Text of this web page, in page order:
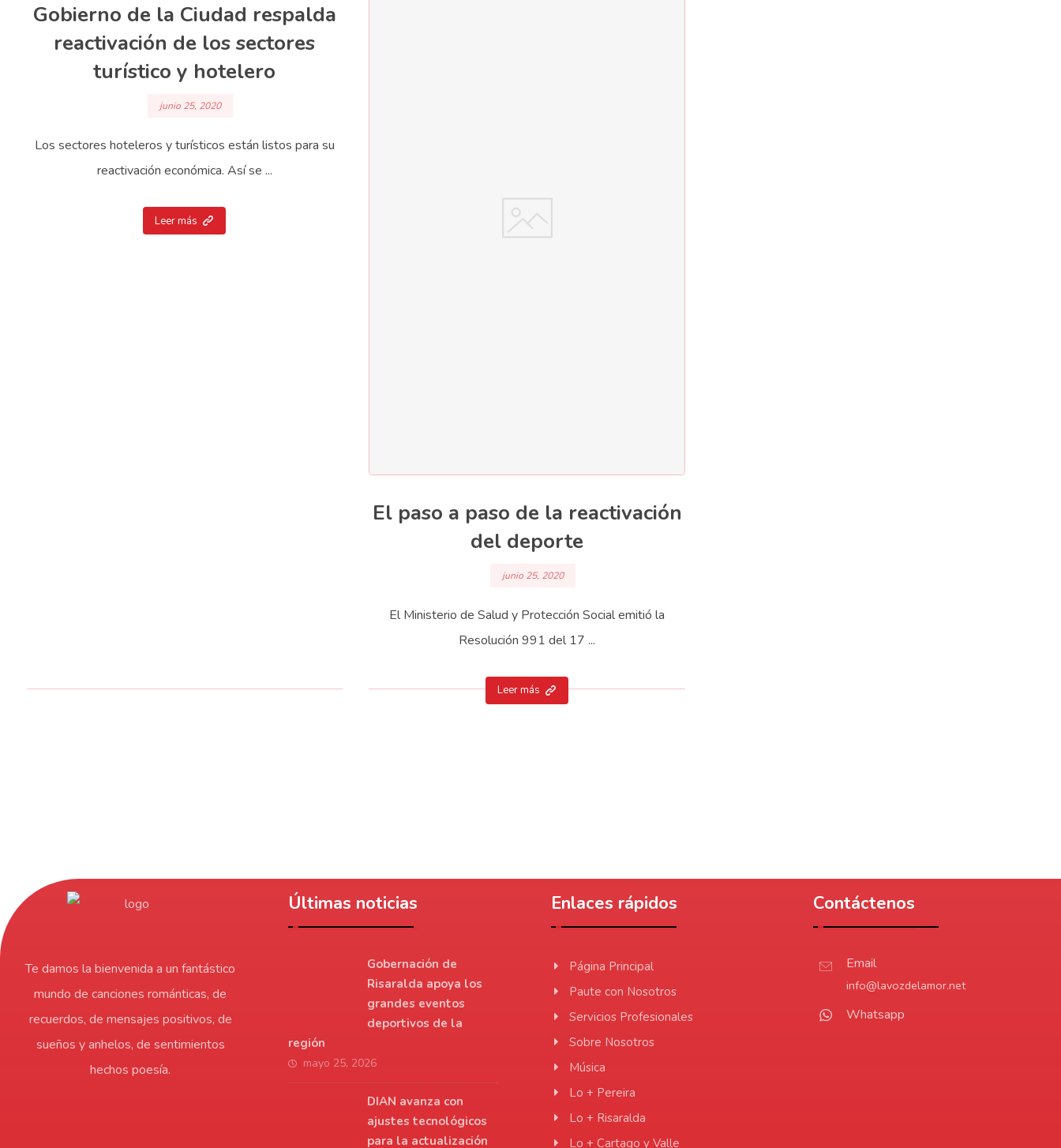
Gobierno de la Ciudad respalda
reactivación de los sectores
turístico y hotelero
junio 25, 2020
Los sectores hoteleros y turísticos están listos para su
reactivación económica. Así se ...
Leer más
El paso a paso de la reactivación
del deporte
junio 25, 2020
El Ministerio de Salud y Protección Social emitió la
Resolución 991 del 17 ...
Leer más
Te damos la bienvenida a un fantástico
mundo de canciones románticas, de
recuerdos, de mensajes positivos, de
sueños y anhelos, de sentimientos
hechos poesía.
Últimas noticias
Gobernación de
Risaralda apoya los
grandes eventos
deportivos de la
región
mayo 25, 2026
DIAN avanza con
ajustes tecnológicos
para la actualización
Enlaces rápidos
Página Principal
Paute con Nosotros
Servicios Profesionales
Sobre Nosotros
Música
Lo + Pereira
Lo + Risaralda
Lo + Cartago y Valle
Contáctenos
Email
info@lavozdelamor.net
Whatsapp